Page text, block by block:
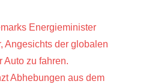
Energieminister
Angesichts der globalen
Auto zu fahren.
Abhebungen aus dem